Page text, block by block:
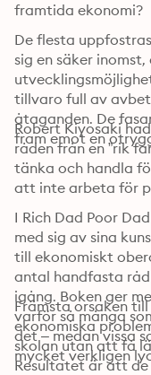
framtida ekonomi?
De flesta
sig en säker
tillvaro full av
åtaganden. De
fram emot en
Robert Kiyosaki
råden från en ”rik
tänka och handla
att inte arbeta för
I Rich Dad Poor
med sig av sina
till ekonomiskt
antal handfasta
igång. Boken ger
varför så många
det – medan vissa
mycket verkligen
Främsta orsaken
ekonomiska
skolan utan att få
Resultatet är att